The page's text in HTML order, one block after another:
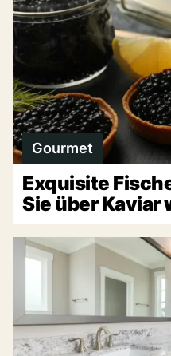
Gourmet
Exquisite
Sie über Kaviar